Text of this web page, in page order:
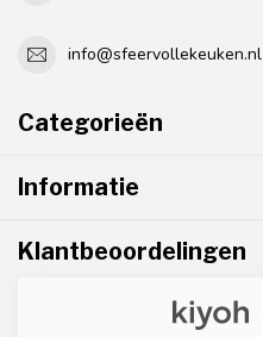
info@sfeervollekeuken.nl
Categorieën
Informatie
Klantbeoordelingen